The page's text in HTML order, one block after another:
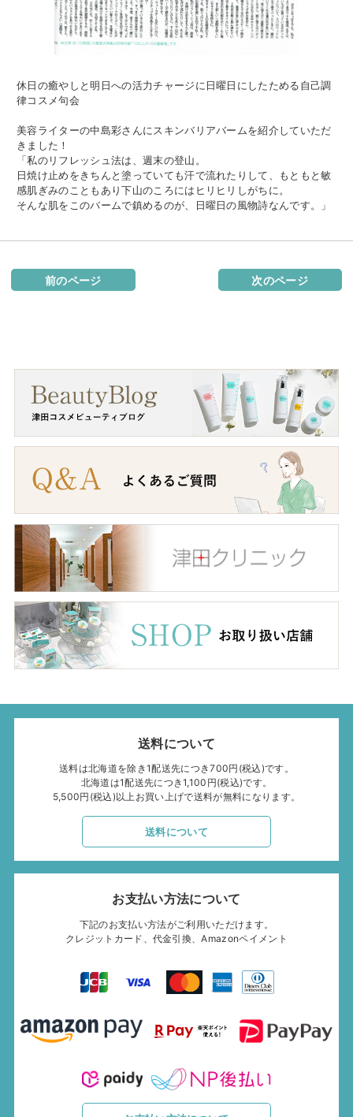
休日の癒やしと明日への活力チャージに日曜日にしたためる自己調
律コスメ句会
美容ライターの中島彩さんにスキンバリアバームを紹介していただ
きました！
「私のリフレッシュ法は、週末の登山。
日焼け止めをきちんと塗っていても汗で流れたりして、もともと敏
感肌ぎみのこともあり下山のころにはヒリヒリしがちに。
そんな肌をこのバームで鎮めるのが、日曜日の風物詩なんです。」
前のページ 次のページ
送料について
送料は北海道を除き1配送先につき700円(税込)です。
北海道は1配送先につき1,100円(税込)です。
5,500円(税込)以上お買い上げで送料が無料になります。
送料について
お支払い方法について
下記のお支払い方法がご利用いただけます。
クレジットカード、代金引換、Amazonペイメント